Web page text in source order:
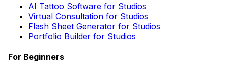
AI Tattoo Software for Studios
Virtual Consultation for Studios
Flash Sheet Generator for Studios
Portfolio Builder for Studios
For Beginners